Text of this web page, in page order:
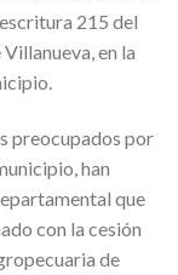
215 del
en la
preocupados por
han
que
con la cesión
de